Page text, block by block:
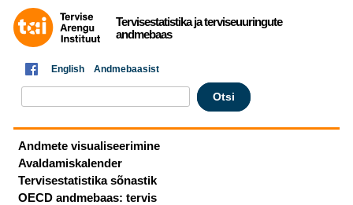
Tervisestatistika ja terviseuuringute
andmebaas
English Andmebaasist
Andmete visualiseerimine
Avaldamiskalender
Tervisestatistika sõnastik
OECD andmebaas: tervis